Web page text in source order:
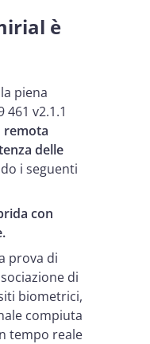
è
piena
461 v2.1.1
remota
delle
i seguenti
con
prova di
di
biometrici,
compiuta
tempo reale